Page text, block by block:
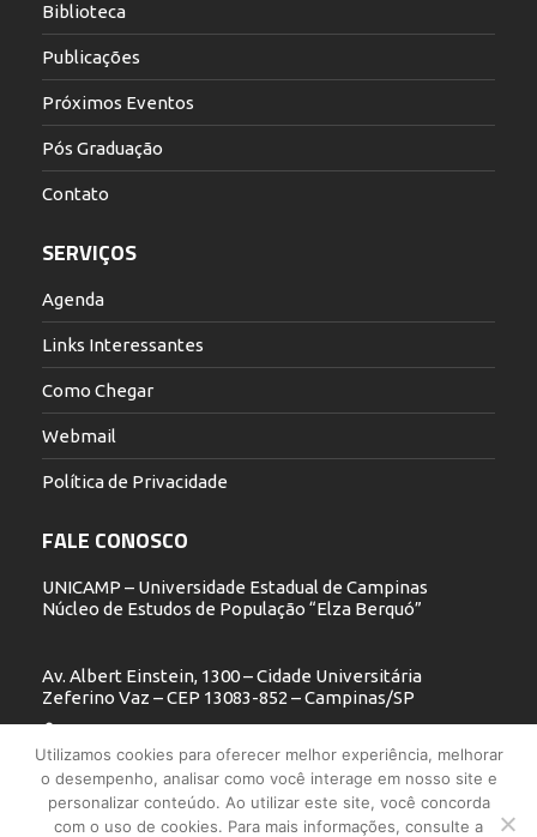
Biblioteca
Publicações
Próximos Eventos
Pós Graduação
Contato
SERVIÇOS
Agenda
Links Interessantes
Como Chegar
Webmail
Política de Privacidade
FALE CONOSCO
UNICAMP – Universidade Estadual de Campinas
Núcleo de Estudos de População “Elza Berquó”
Av. Albert Einstein, 1300 – Cidade Universitária
Zeferino Vaz – CEP 13083-852 – Campinas/SP
19 3521.5900
nepo@unicamp.br
Utilizamos cookies para oferecer melhor experiência, melhorar
o desempenho, analisar como você interage em nosso site e
personalizar conteúdo. Ao utilizar este site, você concorda
com o uso de cookies. Para mais informações, consulte a